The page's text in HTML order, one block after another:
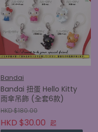
Bandai
Bandai 扭蛋 Hello Kitty
雨傘吊飾 (全套6款)
HKD $180.00
HKD $30.00 起